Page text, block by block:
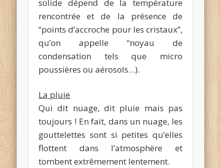
solide dépend de la température
rencontrée et de la présence de
“points d’accroche pour les cristaux”,
qu’on appelle “noyau de
condensation tels que micro
poussières ou aérosols…).
La pluie
Qui dit nuage, dit pluie mais pas
toujours ! En fait, dans un nuage, les
gouttelettes sont si petites qu’elles
flottent dans l’atmosphère et
tombent extrêmement lentement.